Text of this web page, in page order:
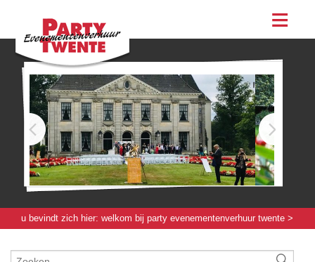
assortiment
evenementen
feesten
bestellen
contact
u bevindt zich hier: welkom bij party evenementenverhuur twente >